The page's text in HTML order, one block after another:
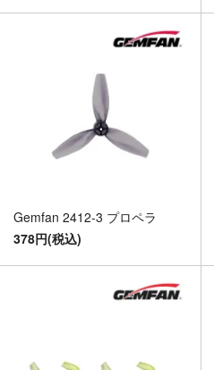
Gemfan 2412-3 プロペラ
378円(税込)